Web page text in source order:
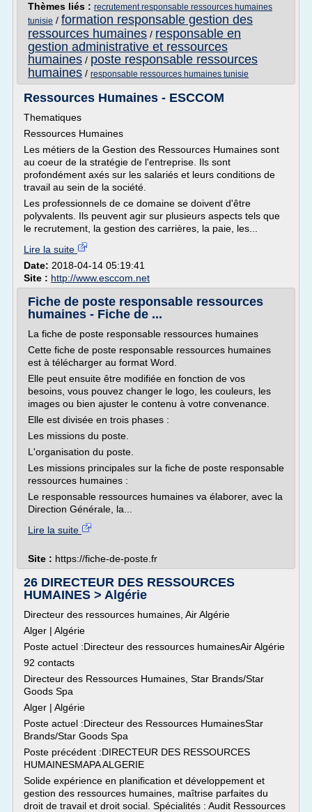
Thèmes liés : recrutement responsable ressources humaines
tunisie / formation responsable gestion des
ressources humaines / responsable en
gestion administrative et ressources
humaines / poste responsable ressources
humaines / responsable ressources humaines tunisie
Ressources Humaines - ESCCOM
Thematiques
Ressources Humaines
Les métiers de la Gestion des Ressources Humaines sont
au coeur de la stratégie de l'entreprise. Ils sont
profondément axés sur les salariés et leurs conditions de
travail au sein de la société.
Les professionnels de ce domaine se doivent d'être
polyvalents. Ils peuvent agir sur plusieurs aspects tels que
le recrutement, la gestion des carrières, la paie, les...
Lire la suite
Date: 2018-04-14 05:19:41
Site : http://www.esccom.net
Fiche de poste responsable ressources
humaines - Fiche de ...
La fiche de poste responsable ressources humaines
Cette fiche de poste responsable ressources humaines
est à télécharger au format Word.
Elle peut ensuite être modifiée en fonction de vos
besoins, vous pouvez changer le logo, les couleurs, les
images ou bien ajuster le contenu à votre convenance.
Elle est divisée en trois phases :
Les missions du poste.
L'organisation du poste.
Les missions principales sur la fiche de poste responsable
ressources humaines :
Le responsable ressources humaines va élaborer, avec la
Direction Générale, la...
Lire la suite
Site : https://fiche-de-poste.fr
26 DIRECTEUR DES RESSOURCES
HUMAINES > Algérie
Directeur des ressources humaines, Air Algérie
Alger | Algérie
Poste actuel :Directeur des ressources humainesAir Algérie
92 contacts
Directeur des Ressources Humaines, Star Brands/Star
Goods Spa
Alger | Algérie
Poste actuel :Directeur des Ressources HumainesStar
Brands/Star Goods Spa
Poste précédent :DIRECTEUR DES RESSOURCES
HUMAINESMAPA ALGERIE
Solide expérience en planification et développement et
gestion des ressources humaines, maîtrise parfaites du
droit de travail et droit social. Spécialités : Audit Ressources